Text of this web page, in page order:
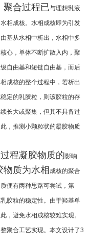
聚合过程已与理想乳液
相成核。水相成核即为引发
基从水相中析出，水相中多
心，单体不断扩散入内，聚
自由基和短链自由基，而后
成核的整个过程中，若析出
定的乳胶粒，则该胶粒的存
长大或聚集，但其不具备过
此，推测小颗粒状的凝胶物质
程凝胶物质的影响
质为水相 成核的聚合
便有两种思路可尝试，第
胶粒的稳定性。 由于羟基单
，避免水相成核较难实现。
聚合工艺实现。本文设计了3